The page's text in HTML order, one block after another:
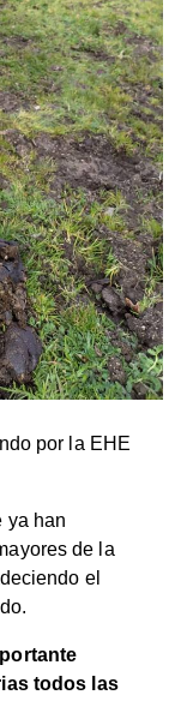
por la EHE
ya han
de la
el
todos las